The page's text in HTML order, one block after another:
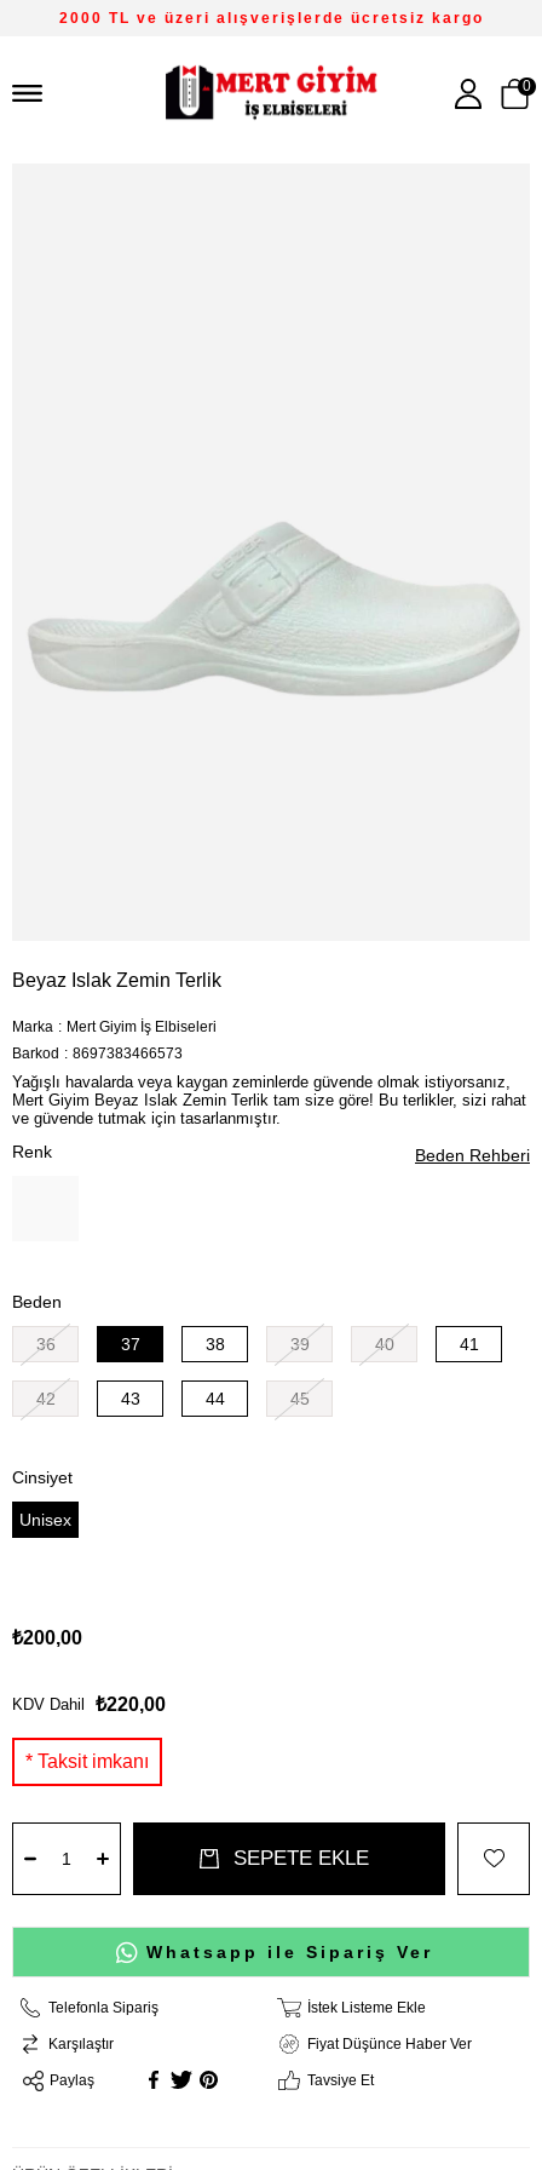
2000 TL ve üzeri alışverişlerde ücretsiz kargo
0
Beyaz Islak Zemin Terlik
Marka : Mert Giyim İş Elbiseleri
Barkod : 8697383466573
Yağışlı havalarda veya kaygan zeminlerde güvende olmak istiyorsanız,
Mert Giyim Beyaz Islak Zemin Terlik tam size göre! Bu terlikler, sizi rahat
ve güvende tutmak için tasarlanmıştır.
Beden Rehberi
Renk
Beden
36 37 38 39 40 41
42 43 44 45
Cinsiyet
Unisex
₺200,00
KDV Dahil ₺220,00
Whatsapp ile Sipariş Ver
Telefonla Sipariş İstek Listeme Ekle
Karşılaştır Fiyat Düşünce Haber Ver
Paylaş Tavsiye Et